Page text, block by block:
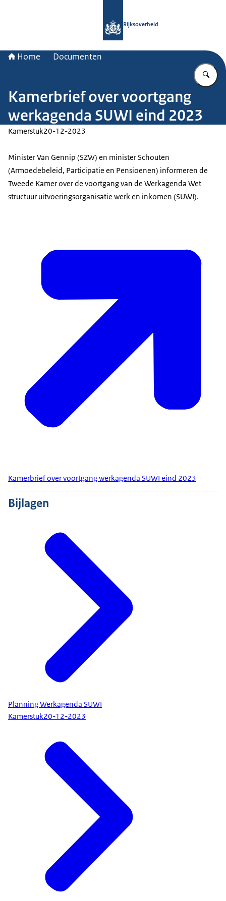
Rijksoverheid
Home Documenten
Kamerbrief over voortgang
werkagenda SUWI eind 2023
Kamerstuk20-12-2023
Minister Van Gennip (SZW) en minister Schouten
(Armoedebeleid, Participatie en Pensioenen) informeren de
Tweede Kamer over de voortgang van de Werkagenda Wet
structuur uitvoeringsorganisatie werk en inkomen (SUWI).
Kamerbrief over voortgang werkagenda SUWI eind 2023
Bijlagen
Planning Werkagenda SUWI
Kamerstuk20-12-2023